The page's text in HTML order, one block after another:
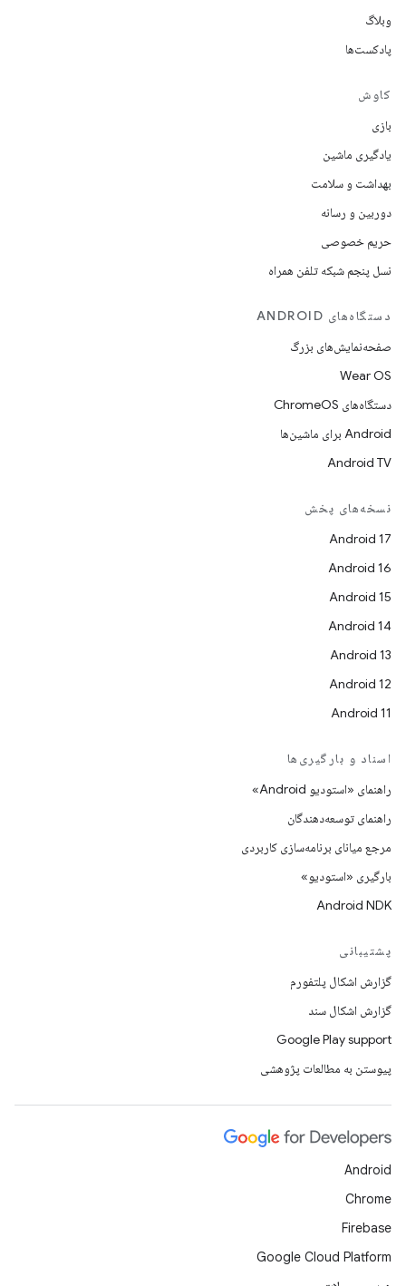
وبلاگ
پادکست‌ها
کاوش
بازی
یادگیری ماشین
بهداشت و سلامت
دوربین و رسانه
حریم خصوصی
نسل پنجم شبکه تلفن همراه
دستگاه‌های ANDROID
صفحه‌نمایش‌های بزرگ
Wear OS
دستگاه‌های ChromeOS
Android برای ماشین‌ها
Android TV
نسخه‌های پخش
Android 17
Android 16
Android 15
Android 14
Android 13
Android 12
Android 11
اسناد و بارگیری‌ها
راهنمای «استودیو Android»
راهنمای توسعه‌دهندگان
مرجع میانای برنامه‌سازی کاربردی
بارگیری «استودیو»
Android NDK
پشتیبانی
گزارش اشکال پلتفورم
گزارش اشکال سند
Google Play support
پیوستن به مطالعات پژوهشی
Android
Chrome
Firebase
Google Cloud Platform